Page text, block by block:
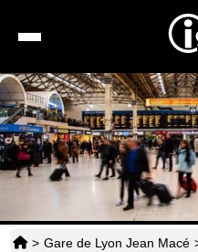
> Gare de Lyon Jean Macé